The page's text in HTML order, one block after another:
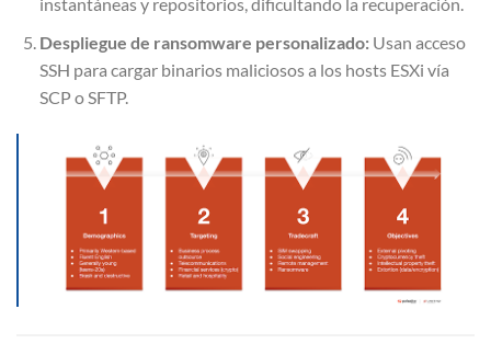
instantáneas y repositorios, dificultando la recuperación.
Despliegue de ransomware personalizado:Usan acceso
SSH para cargar binarios maliciosos a los hosts ESXi vía
SCP o SFTP.